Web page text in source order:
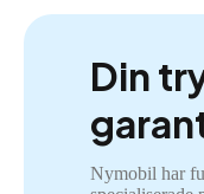
Din
Nymobil har